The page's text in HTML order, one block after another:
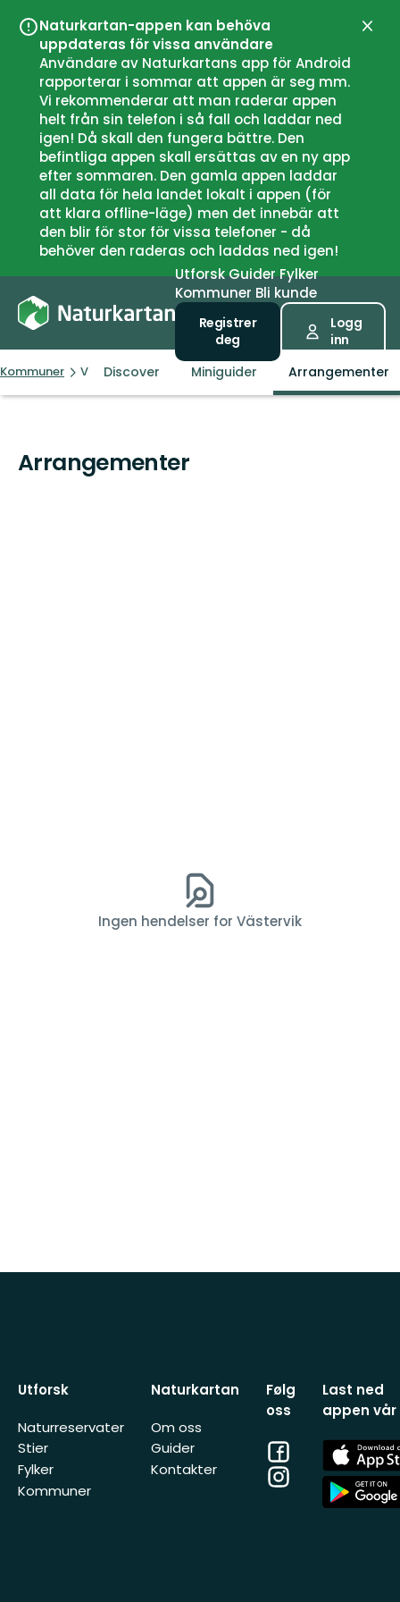
Naturkartan-appen kan behöva
uppdateras för vissa användare
Användare av Naturkartans app för Android
rapporterar i sommar att appen är seg mm.
Vi rekommenderar att man raderar appen
helt från sin telefon i så fall och laddar ned
igen! Då skall den fungera bättre. Den
befintliga appen skall ersättas av en ny app
efter sommaren. Den gamla appen laddar
all data för hela landet lokalt i appen (för
att klara offline-läge) men det innebär att
den blir för stor för vissa telefoner - då
behöver den raderas och laddas ned igen!
Lukk
UtforskGuiderFylker
Kommuner Bli kunde
Registrer
deg
Logg
inn
Kommuner Västervik
Discover Miniguider Arrangementer
Arrangementer
Ingen hendelser for Västervik
Utforsk
Naturreservater
Stier
Fylker
Kommuner
Naturkartan
Om oss
Guider
Kontakter
Følg
oss
Facebook
Instagram
Last ned
appen vår
App
Store
App
Store